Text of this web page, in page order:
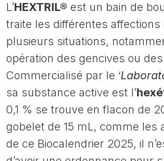
L’HEXTRIL® est un bain de
traite les différentes
plusieurs situations,
opération des gencives ou
Commercialisé par le ‘
sa substance active est l’
0,1 % se trouve en flacon de
gobelet de 15 mL, comme les
de ce Biocalendrier 2025, il